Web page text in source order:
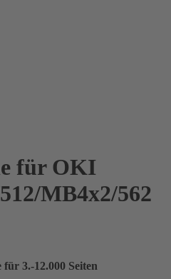
für OKI
MB4x2/562
3.-12.000 Seiten